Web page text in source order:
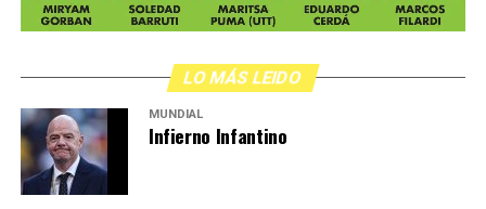
LO MÁS LEIDO
MUNDIAL
Infierno Infantino